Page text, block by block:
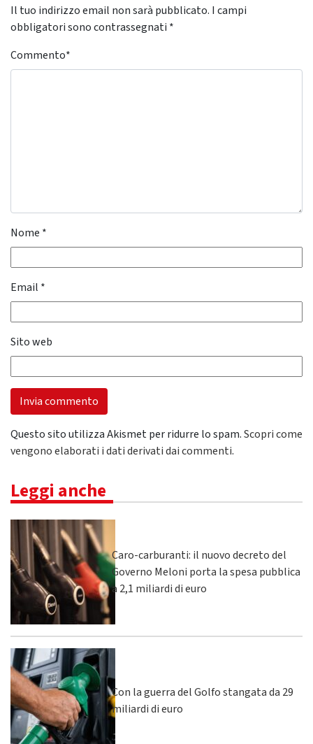
Il tuo indirizzo email non sarà pubblicato. I campi
obbligatori sono contrassegnati *
Commento*
Nome *
Email *
Sito web
Questo sito utilizza Akismet per ridurre lo spam.Scopri come
vengono elaborati i dati derivati dai commenti.
Leggi anche
Caro-carburanti: il nuovo decreto del
Governo Meloni porta la spesa pubblica
a 2,1 miliardi di euro
Con la guerra del Golfo stangata da 29
miliardi di euro